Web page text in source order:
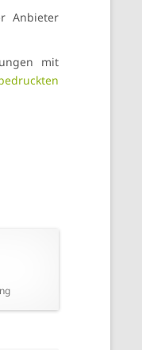
Anbieter
mit